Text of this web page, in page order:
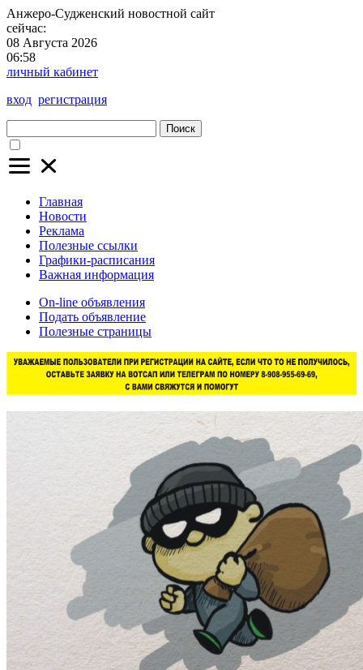
Анжеро-Судженский новостной сайт
сейчас:
08 Августа 2026
06:58
личный кабинет
вход регистрация
Поиск
Главная
Новости
Реклама
Полезные ссылки
Графики-расписания
Важная информация
On-line объявления
Подать объявление
Полезные страницы